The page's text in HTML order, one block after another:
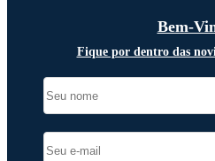
Bem-
Fique por dentro das